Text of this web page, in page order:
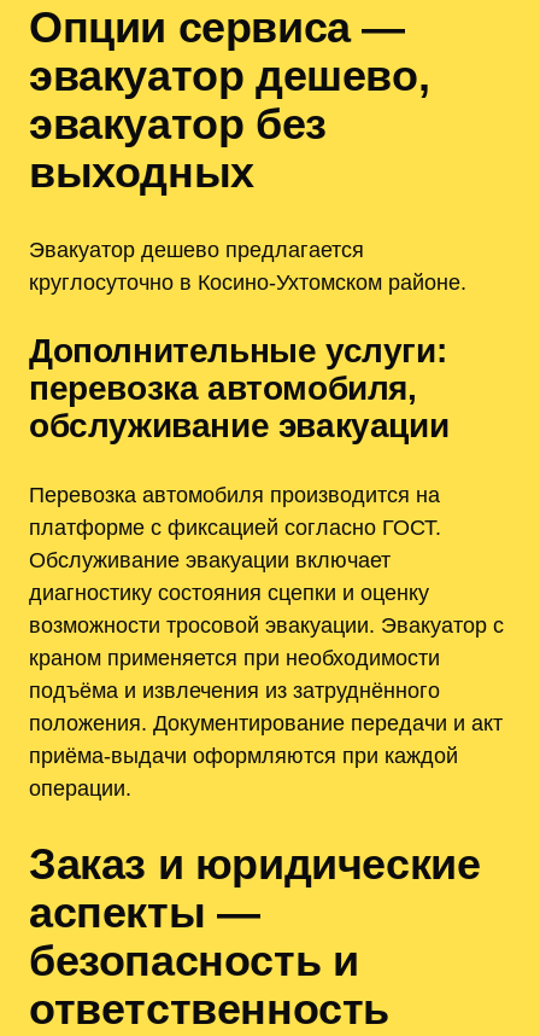
Опции сервиса —
эвакуатор дешево,
эвакуатор без
выходных
Эвакуатор дешево предлагается
круглосуточно в Косино-Ухтомском районе.
Дополнительные услуги:
перевозка автомобиля,
обслуживание эвакуации
Перевозка автомобиля производится на
платформе с фиксацией согласно ГОСТ.
Обслуживание эвакуации включает
диагностику состояния сцепки и оценку
возможности тросовой эвакуации. Эвакуатор с
краном применяется при необходимости
подъёма и извлечения из затруднённого
положения. Документирование передачи и акт
приёма-выдачи оформляются при каждой
операции.
Заказ и юридические
аспекты —
безопасность и
ответственность